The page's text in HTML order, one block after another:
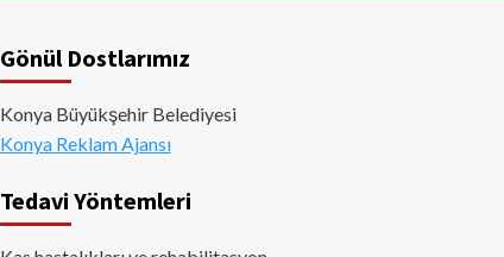
Gönül Dostlarımız
Konya Büyükşehir Belediyesi
Konya Reklam Ajansı
Tedavi Yöntemleri